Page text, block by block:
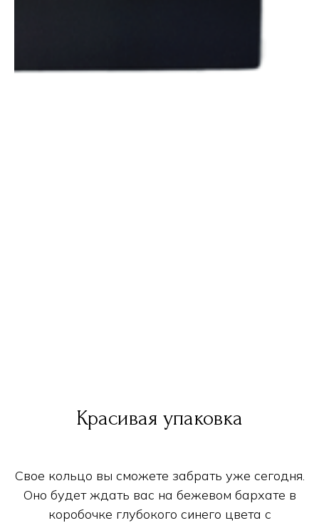
Красивая упаковка
Свое кольцо вы сможете забрать уже сегодня.
Оно будет ждать вас на бежевом бархате в
коробочке глубокого синего цвета с